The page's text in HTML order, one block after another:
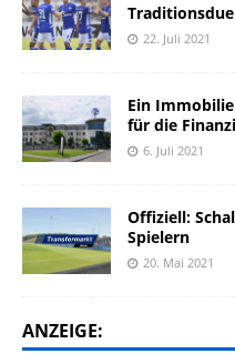
22. Juli 2021
Ein
für die
6. Juli 2021
Offiziell:
Spielern
20. Mai 2021
ANZEIGE: